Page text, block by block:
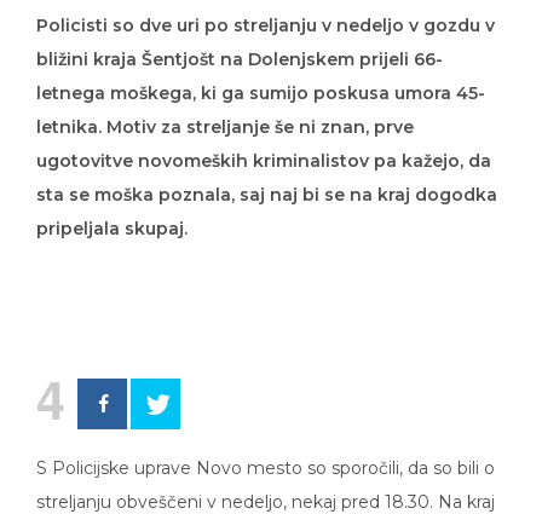
Policisti so dve uri po streljanju v nedeljo v gozdu v
bližini kraja Šentjošt na Dolenjskem prijeli 66-
letnega moškega, ki ga sumijo poskusa umora 45-
letnika. Motiv za streljanje še ni znan, prve
ugotovitve novomeških kriminalistov pa kažejo, da
sta se moška poznala, saj naj bi se na kraj dogodka
pripeljala skupaj.
4
S Policijske uprave Novo mesto so sporočili, da so bili o
streljanju obveščeni v nedeljo, nekaj pred 18.30. Na kraj